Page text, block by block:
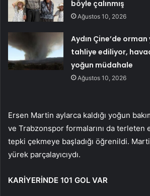
böyle çalınmış
Ağustos 10, 2026
Aydın Çine’de orman
tahliye ediliyor,
yoğun müdahale
Ağustos 10, 2026
Ersen Martin aylarca kaldığı yoğun
ve Trabzonspor formalarını da terleten
tepki çekmeye başladığı öğrenildi.
yürek parçalayıcıydı.
KARİYERİNDE 101 GOL VAR